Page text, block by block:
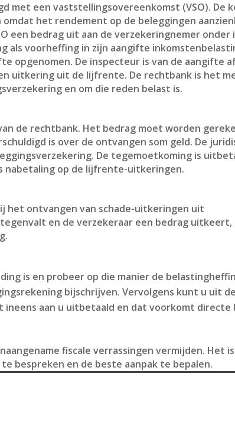
met een vaststellingsovereenkomst (VSO). De
het rendement op de beleggingen
een bedrag uit aan de verzekeringnemer onder
als voorheffing in zijn aangifte
opgenomen. De inspecteur is van de aangifte
uitkering uit de lijfrente. De rechtbank is het
en om die reden belast is.
de rechtbank. Het bedrag moet worden
is over de ontvangen som geld. De
De tegemoetkoming is
op de lijfrente-uitkeringen.
het ontvangen van schade-uitkeringen uit
en de verzekeraar een bedrag
is en probeer op die manier de
bijschrijven. Vervolgens kunt u uit
aan u uitbetaald en dat voorkomt
fiscale verrassingen vermijden. Het
bespreken en de beste aanpak te bepalen.